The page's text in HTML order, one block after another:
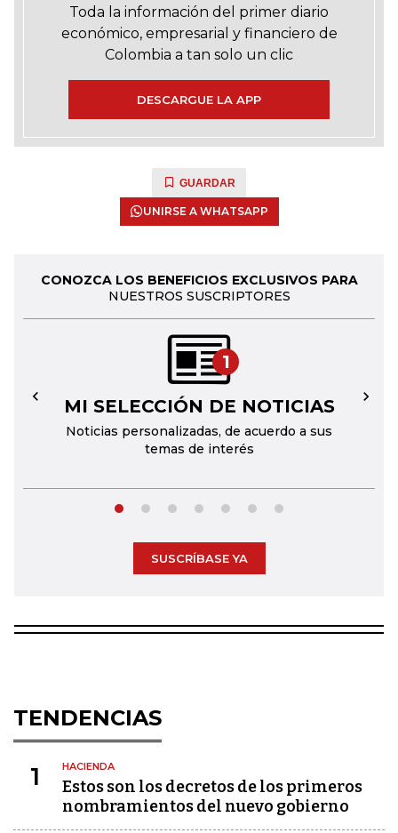
Toda la información del primer diario
económico, empresarial y financiero de
Colombia a tan solo un clic
DESCARGUE LA APP
GUARDAR
UNIRSE A WHATSAPP
CONOZCA LOS BENEFICIOS EXCLUSIVOS PARA
NUESTROS SUSCRIPTORES
1
MI SELECCIÓN DE NOTICIAS
Noticias personalizadas, de acuerdo a sus
temas de interés
← →
SUSCRÍBASE YA
TENDENCIAS
1 HACIENDA
Estos son los decretos de los primeros
nombramientos del nuevo gobierno